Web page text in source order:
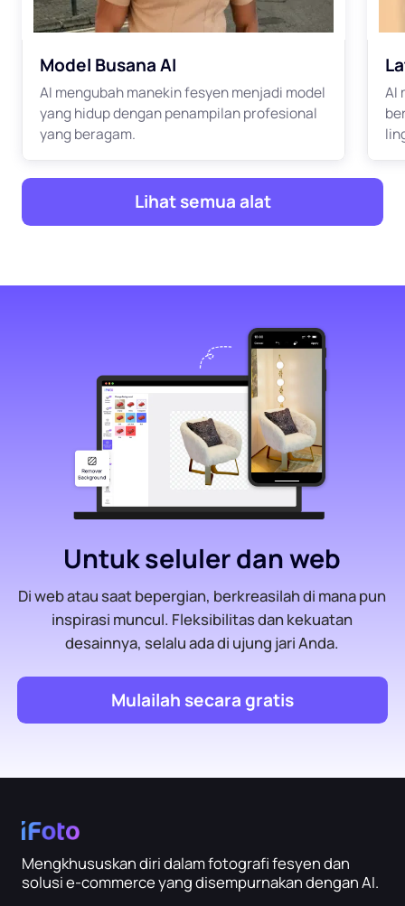
Model Busana AI
AI mengubah manekin fesyen menjadi model
yang hidup dengan penampilan profesional
yang beragam.
AI
Lihat semua alat
Untuk seluler dan web
Di web atau saat bepergian, berkreasilah di mana pun
inspirasi muncul. Fleksibilitas dan kekuatan
desainnya, selalu ada di ujung jari Anda.
Mulailah secara gratis
Mengkhususkan diri dalam fotografi fesyen dan
solusi e-commerce yang disempurnakan dengan AI.